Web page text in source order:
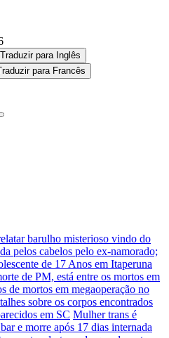
barulho misterioso vindo do
pelos cabelos pelo ex-namorado;
de 17 Anos em Itaperuna
de PM, está entre os mortos em
de mortos em megaoperação no
sobre os corpos encontrados
em SC Mulher trans é
e morre após 17 dias internada